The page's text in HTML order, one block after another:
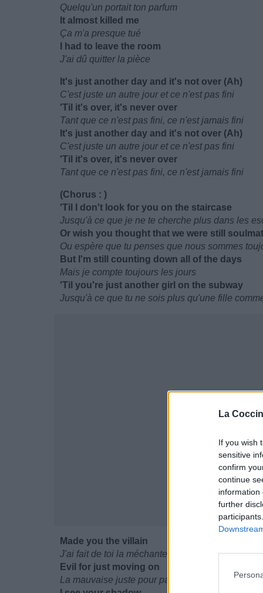
La
If you wish
sensitive
confirm
continue
information
further
Quelqu'un portait ton parfum
It almost killed me
Ça m'a presque tué
I had to leave the room
J'ai dû quitter la pièce
It's just another day and it's not over (Ah)
C'est juste un autre jour et ce n'est pas fini
'Til it's over, it's never over
Tant que ce n'est pas fini, ce n'est jamais fini
It's just another day and it's not over (Ah)
C'est juste un autre jour et ce n'est pas fini
'Til it's over, it's never over
Tant que ce n'est pas fini, ce n'est jamais fini
(Chorus : )
'Til I don't look for you on the staircase
Jusqu'à ce que je ne te cherche plus dans les
Or wish you thought that we were still
Ou espère que tu penses que nous sommes
But I'm still counting down all of the days
Mais je compte toujours les jours
'Til you're just another girl on the subway
Jusqu'à ce que tu ne sois plus qu'une fille
Made you the villain
J'ai fait de toi la méchante
Evil for just moving on
La mauvaise juste pour passer à autre chose